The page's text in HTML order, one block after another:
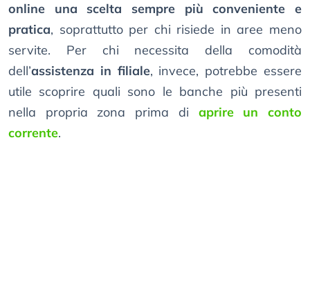
online una scelta sempre più conveniente e
pratica, soprattutto per chi risiede in aree meno
servite. Per chi necessita della comodità
dell’assistenza in filiale, invece, potrebbe essere
utile scoprire quali sono le banche più presenti
nella propria zona prima di aprire un conto
corrente.